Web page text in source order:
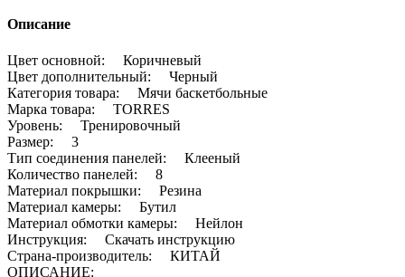
Описание
Цвет основной: Коричневый
Цвет дополнительный: Черный
Категория товара: Мячи баскетбольные
Марка товара: TORRES
Уровень: Тренировочный
Размер: 3
Тип соединения панелей: Клееный
Количество панелей: 8
Материал покрышки: Резина
Материал камеры: Бутил
Материал обмотки камеры: Нейлон
Инструкция: Скачать инструкцию
Страна-производитель: КИТАЙ
ОПИСАНИЕ: